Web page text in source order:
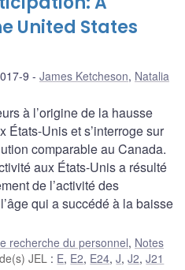
United States
9 James Ketcheson, Natalia
à l’origine de la hausse
États-Unis et s’interroge sur
comparable au Canada.
aux États-Unis a résulté
de l’activité des
qui a succédé à la baisse
recherche du personnel, Notes
JEL : E, E2, E24,J,J2,J21